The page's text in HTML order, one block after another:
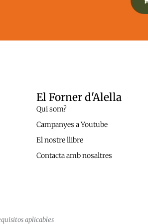
El Forner d'Alella
Qui som?
Campanyes a Youtube
El nostre llibre
Contacta amb nosaltres
aplicables